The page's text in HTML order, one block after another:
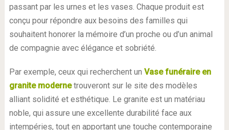
passant par les urnes et les vases. Chaque produit est
conçu pour répondre aux besoins des familles qui
souhaitent honorer la mémoire d’un proche ou d’un animal
de compagnie avec élégance et sobriété.
Par exemple, ceux qui recherchent un Vase funéraire en
granite modernetrouveront sur le site des modèles
alliant solidité et esthétique. Le granite est un matériau
noble, qui assure une excellente durabilité face aux
intempéries, tout en apportant une touche contemporaine